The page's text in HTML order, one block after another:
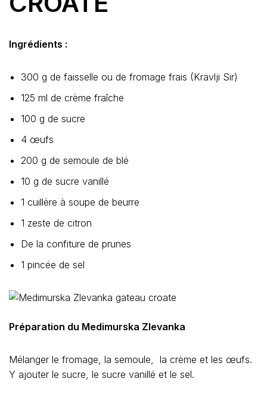
Ingrédients :
300 g de faisselle ou de fromage frais (Kravlji Sir)
125 ml de crème fraîche
100 g de sucre
4 œufs
200 g de semoule de blé
10 g de sucre vanillé
1 cuillère à soupe de beurre
1 zeste de citron
De la confiture de prunes
1 pincée de sel
Préparation du Medimurska Zlevanka
Mélanger le fromage, la semoule, la crème et les œufs.
Y ajouter le sucre, le sucre vanillé et le sel.